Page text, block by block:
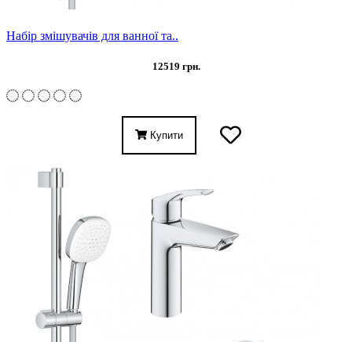
Набір змішувачів для ванної та..
12519 грн.
Купити